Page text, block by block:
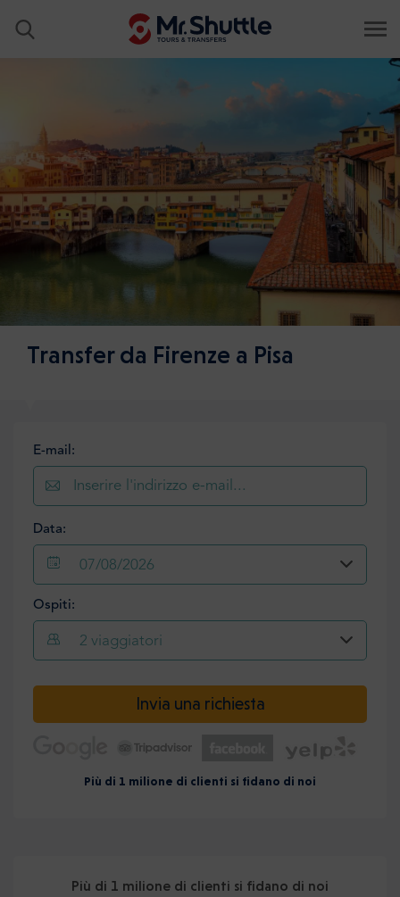
Transfer da Firenze a Pisa
E-mail:
Data:
07/08/2026
Ospiti:
2 viaggiatori
Invia una richiesta
Più di 1 milione di clienti si fidano di noi
Più di 1 milione di clienti si fidano di noi